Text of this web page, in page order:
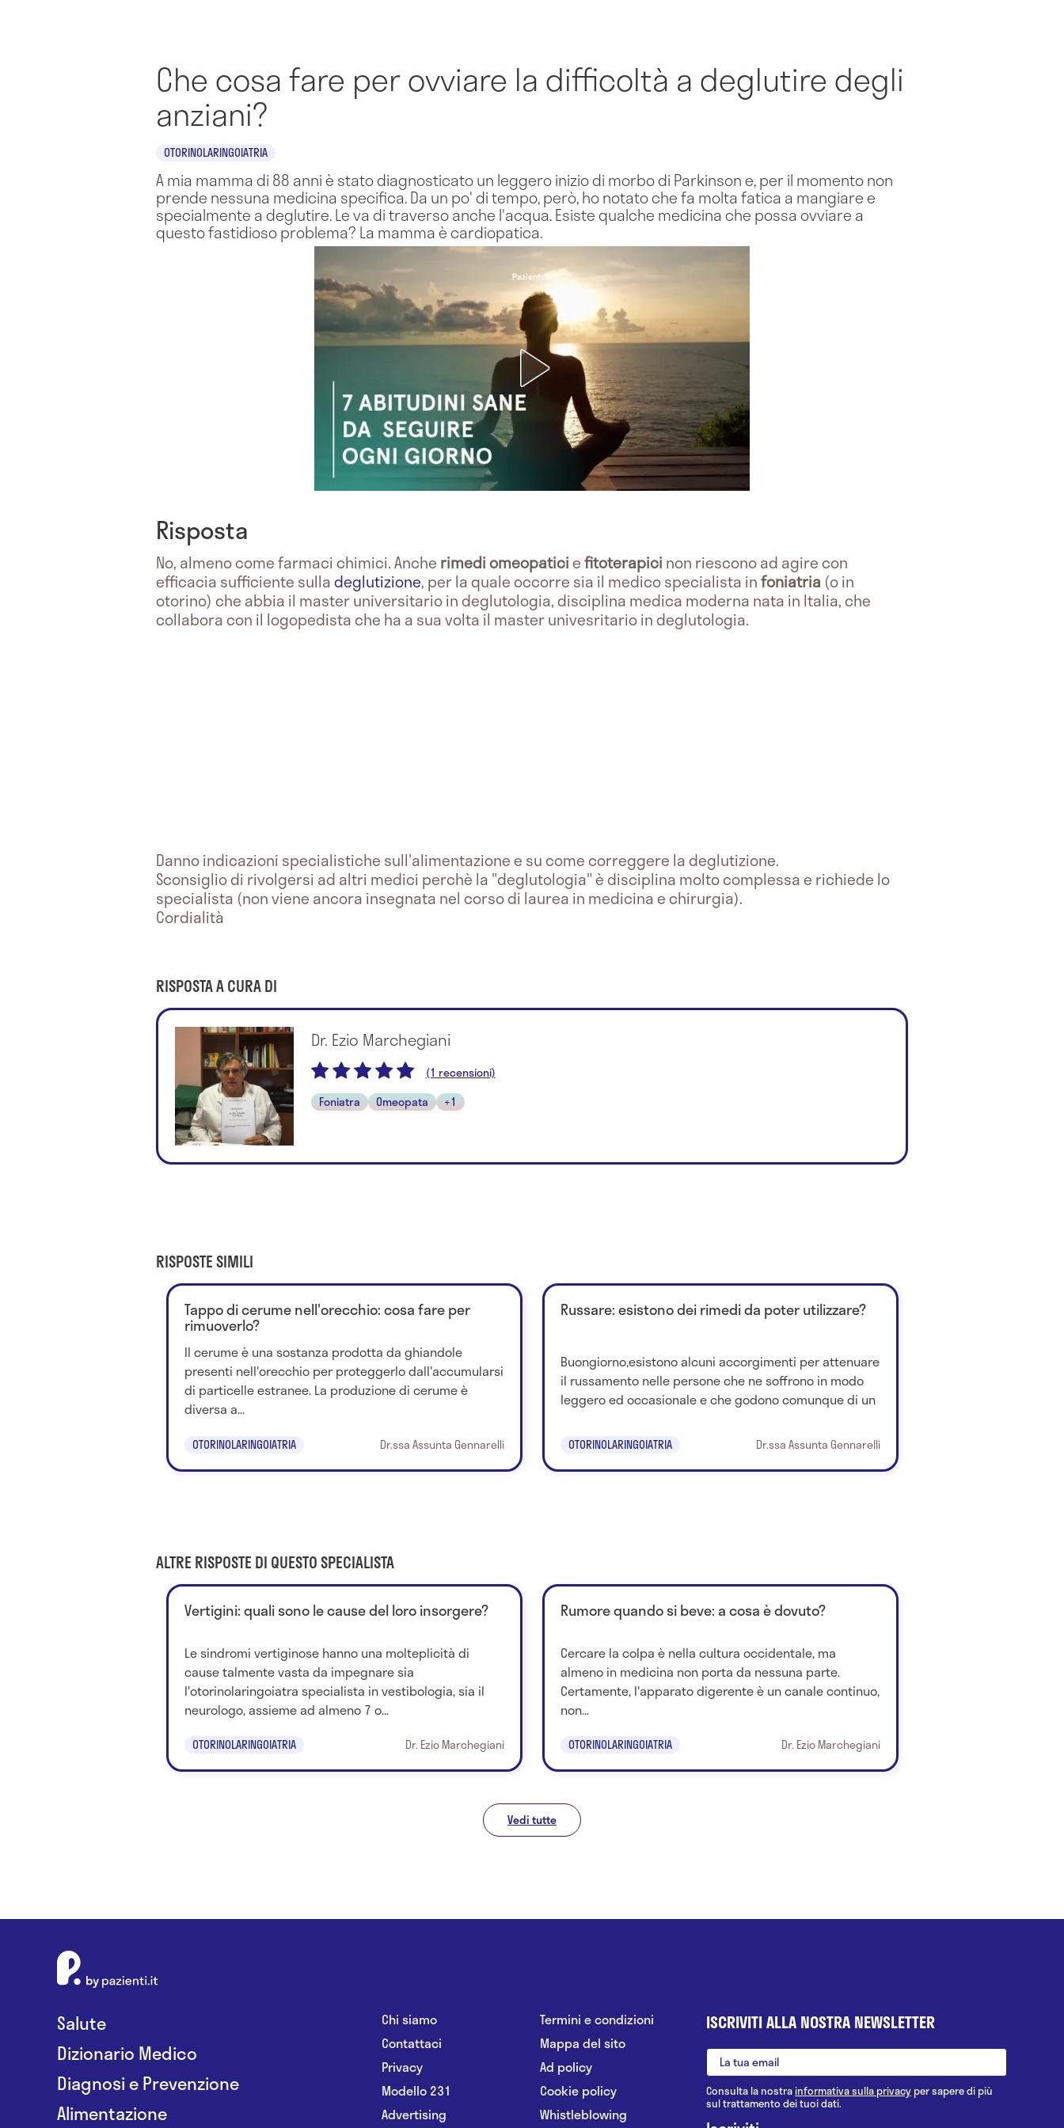
Che cosa fare per ovviare la difficoltà a deglutire degli
anziani?
OTORINOLARINGOIATRIA
A mia mamma di 88 anni è stato diagnosticato un leggero inizio di morbo di Parkinson e, per il momento non
prende nessuna medicina specifica. Da un po' di tempo, però, ho notato che fa molta fatica a mangiare e
specialmente a deglutire. Le va di traverso anche l'acqua. Esiste qualche medicina che possa ovviare a
questo fastidioso problema? La mamma è cardiopatica.
Risposta
No, almeno come farmaci chimici. Anche rimedi omeopaticiefitoterapici non riescono ad agire con
efficacia sufficiente sulladeglutizione, per la quale occorre sia il medico specialista infoniatria (o in
otorino) che abbia il master universitario in deglutologia, disciplina medica moderna nata in Italia, che
collabora con il logopedista che ha a sua volta il master univesritario in deglutologia.
Danno indicazioni specialistiche sull'alimentazione e su come correggere la deglutizione.
Sconsiglio di rivolgersi ad altri medici perchè la "deglutologia" è disciplina molto complessa e richiede lo
specialista (non viene ancora insegnata nel corso di laurea in medicina e chirurgia).
Cordialità
RISPOSTA A CURA DI
Dr. Ezio Marchegiani
(1 recensioni)
Foniatra
Omeopata +1
RISPOSTE SIMILI
Tappo di cerume nell'orecchio: cosa fare per
rimuoverlo?
Il cerume è una sostanza prodotta da ghiandole
presenti nell'orecchio per proteggerlo dall'accumularsi
di particelle estranee. La produzione di cerume è
diversa a...
OTORINOLARINGOIATRIA Dr.ssa Assunta Gennarelli
Russare: esistono dei rimedi da poter utilizzare?
Buongiorno,esistono alcuni accorgimenti per attenuare
il russamento nelle persone che ne soffrono in modo
leggero ed occasionale e che godono comunque di un
OTORINOLARINGOIATRIA Dr.ssa Assunta Gennarelli
ALTRE RISPOSTE DI QUESTO SPECIALISTA
Vertigini: quali sono le cause del loro insorgere?
Le sindromi vertiginose hanno una molteplicità di
cause talmente vasta da impegnare sia
l'otorinolaringoiatra specialista in vestibologia, sia il
neurologo, assieme ad almeno 7 o...
OTORINOLARINGOIATRIA Dr. Ezio Marchegiani
Rumore quando si beve: a cosa è dovuto?
Cercare la colpa è nella cultura occidentale, ma
almeno in medicina non porta da nessuna parte.
Certamente, l'apparato digerente è un canale continuo,
non...
OTORINOLARINGOIATRIA Dr. Ezio Marchegiani
Vedi tutte
Salute
Dizionario Medico
Diagnosi e Prevenzione
Alimentazione
Chi siamo
Contattaci
Privacy
Modello 231
Advertising
Termini e condizioni
Mappa del sito
Ad policy
Cookie policy
Whistleblowing
ISCRIVITI ALLA NOSTRA NEWSLETTER
Consulta la nostrainformativa sulla privacy per sapere di più
sul trattamento dei tuoi dati.